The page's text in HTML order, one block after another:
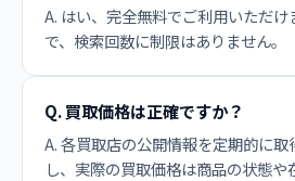
A. はい、完全無料でご利用いただ
で、検索回数に制限はありません。
Q. 買取価格は正確ですか？
A. 各買取店の公開情報を定期的に
し、実際の買取価格は商品の状態